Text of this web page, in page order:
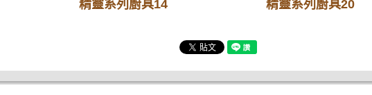
精靈系列廚具14 精靈系列廚具20